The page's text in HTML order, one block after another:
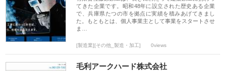
てきた企業です。昭和48年に設立された歴史ある企業
で、兵庫県たつの市を拠点に実績を積みあげてきまし
た。もともとは、個人事業主として事業をスタートさせ
ま…
[製造業][その他_製造・加工] 0views
毛利アークハード株式会社